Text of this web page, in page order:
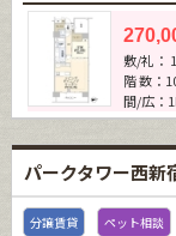
敷/礼：
階 数：
間/広：
パークタワー西新
分譲賃貸 ペット相談